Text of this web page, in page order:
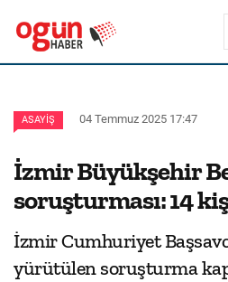
ASAYIŞ 04 Temmuz 2025 17:47
İzmir Büyükşehir
soruşturması: 14
İzmir Cumhuriyet
yürütülen soruşturma